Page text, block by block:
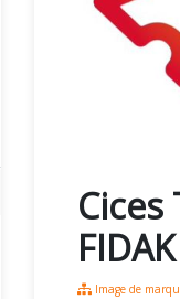
FIDAK
Image de